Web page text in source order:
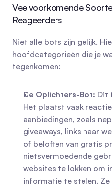
Veelvoorkomende
Reageerders
Niet alle bots zijn gelijk.
hoofdcategorieën die je
tegenkomen:
De Oplichters-Bot: Dit
Het plaatst vaak
aanbiedingen, zoals
giveaways, links naar
of beloften van gratis
nietsvermoedende
websites te lokken om
informatie te stelen. Ze